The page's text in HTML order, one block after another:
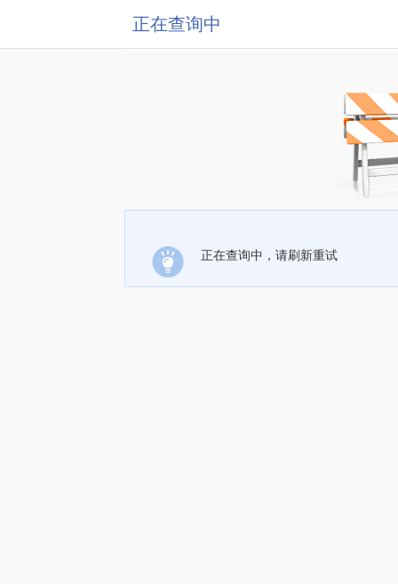
正在查询中
正在查询中，请刷新重试